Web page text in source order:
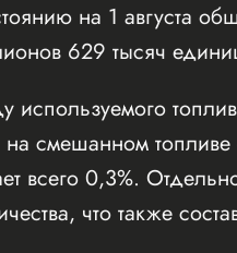
на 1 августа
629 тысяч
используемого
смешанном топливе
всего 0,3%.
что также